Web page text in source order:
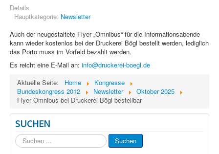
Details
Hauptkategorie: Newsletter
Auch der neugestaltete Flyer „Omnibus“ für die Informationsabende
kann wieder kostenlos bei der Druckerei Bögl bestellt werden, lediglich
das Porto muss im Vorfeld bezahlt werden.
Es reicht eine E-Mail an: info@druckerei-boegl.de
Aktuelle Seite:
Home
Kongresse
Bundeskongress 2012
Newsletter
Oktober 2025
Flyer Omnibus bei Druckerei Bögl bestellbar
SUCHEN
Suchen
...
Suchen